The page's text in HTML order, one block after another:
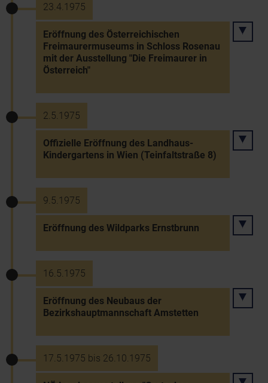
23.4.1975
Eröffnung des Österreichischen
Freimaurermuseums in Schloss Rosenau
mit der Ausstellung "Die Freimaurer in
Österreich"
2.5.1975
Offizielle Eröffnung des Landhaus-
Kindergartens in Wien (Teinfaltstraße 8)
9.5.1975
Eröffnung des Wildparks Ernstbrunn
16.5.1975
Eröffnung des Neubaus der
Bezirkshauptmannschaft Amstetten
17.5.1975 bis 26.10.1975